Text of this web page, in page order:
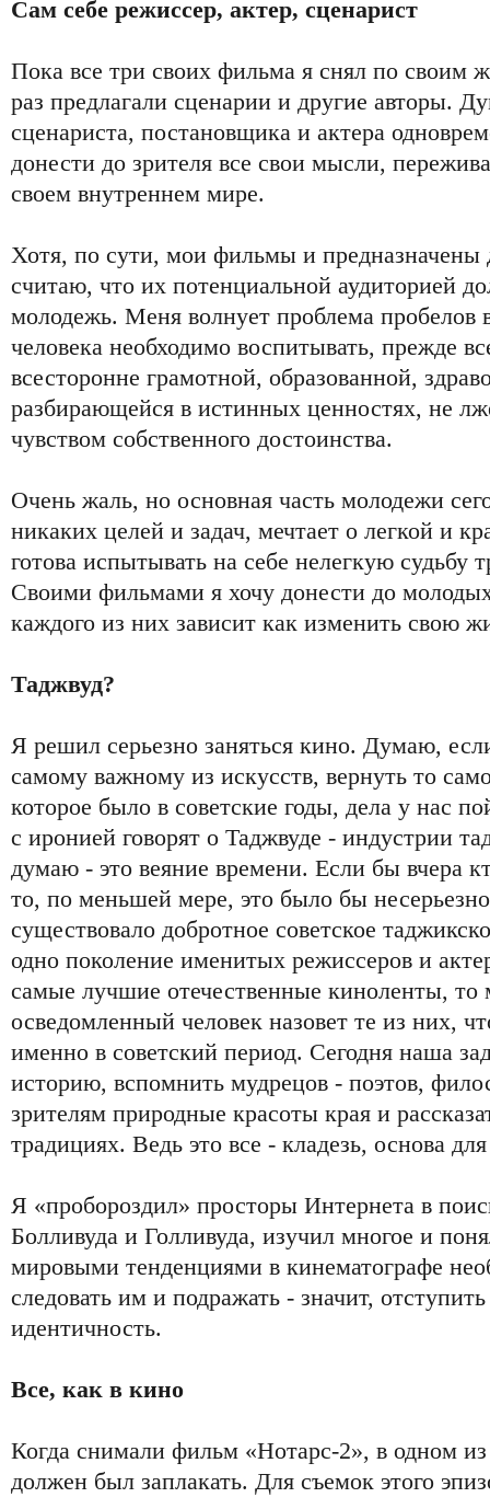
Сам себе режиссер, актер, сценарист
Пока все три своих фильма я снял по своим
раз предлагали сценарии и другие авторы.
сценариста, постановщика и актера
донести до зрителя все свои мысли,
своем внутреннем мире.
Хотя, по сути, мои фильмы и предназначены
считаю, что их потенциальной аудиторией
молодежь. Меня волнует проблема пробелов
человека необходимо воспитывать, прежде
всесторонне грамотной, образованной,
разбирающейся в истинных ценностях, не
чувством собственного достоинства.
Очень жаль, но основная часть молодежи
никаких целей и задач, мечтает о легкой и
готова испытывать на себе нелегкую судьбу
Своими фильмами я хочу донести до
каждого из них зависит как изменить свою
Таджвуд?
Я решил серьезно заняться кино. Думаю,
самому важному из искусств, вернуть то
которое было в советские годы, дела у нас
с иронией говорят о Таджвуде - индустрии
думаю - это веяние времени. Если бы вчера
то, по меньшей мере, это было бы
существовало добротное советское
одно поколение именитых режиссеров и
самые лучшие отечественные киноленты, то
осведомленный человек назовет те из них,
именно в советский период. Сегодня наша
историю, вспомнить мудрецов - поэтов,
зрителям природные красоты края и
традициях. Ведь это все - кладезь, основа
Я «пробороздил» просторы Интернета в
Болливуда и Голливуда, изучил многое и
мировыми тенденциями в кинематографе
следовать им и подражать - значит,
идентичность.
Все, как в кино
Когда снимали фильм «Нотарс-2», в одном
должен был заплакать. Для съемок этого